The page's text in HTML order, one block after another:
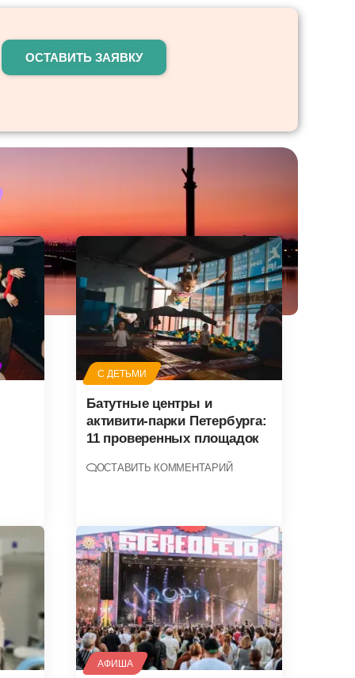
ОСТАВИТЬ ЗАЯВКУ
С ДЕТЬМИ
Батутные центры и
активити-парки Петербурга:
11 проверенных площадок
ОСТАВИТЬ КОММЕНТАРИЙ
АФИША